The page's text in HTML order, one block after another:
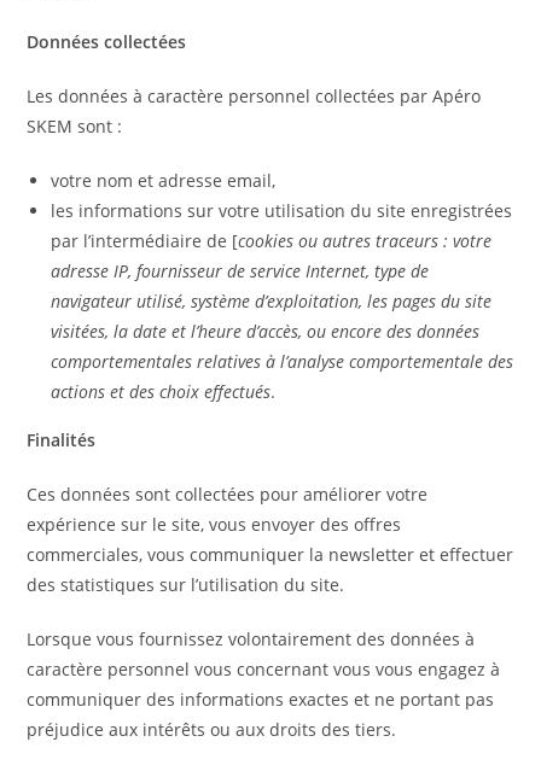
Données collectées
Les données à caractère personnel collectées par Apéro
SKEM sont :
votre nom et adresse email,
les informations sur votre utilisation du site enregistrées
par l’intermédiaire de [cookies ou autres traceurs : votre
adresse IP, fournisseur de service Internet, type de
navigateur utilisé, système d’exploitation, les pages du site
visitées, la date et l’heure d’accès, ou encore des données
comportementales relatives à l’analyse comportementale des
actions et des choix effectués.
Finalités
Ces données sont collectées pour améliorer votre
expérience sur le site, vous envoyer des offres
commerciales, vous communiquer la newsletter et effectuer
des statistiques sur l’utilisation du site.
Lorsque vous fournissez volontairement des données à
caractère personnel vous concernant vous vous engagez à
communiquer des informations exactes et ne portant pas
préjudice aux intérêts ou aux droits des tiers.